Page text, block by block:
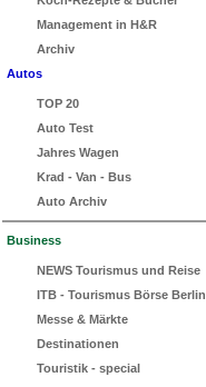
Management in H&R
Archiv
Autos
TOP 20
Auto Test
Jahres Wagen
Krad - Van - Bus
Auto Archiv
Business
NEWS Tourismus und Reise
ITB - Tourismus Börse Berlin
Messe & Märkte
Destinationen
Touristik - special